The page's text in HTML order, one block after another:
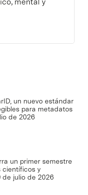
mental y
un nuevo estándar
para metadatos
de 2026
un primer semestre
científicos y
de julio de 2026